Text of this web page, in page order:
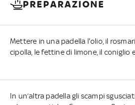
PREPARAZIONE
Mettere in una padella l'olio, il
cipolla, le fettine di limone, il coniglio
In un’altra padella gli scampi